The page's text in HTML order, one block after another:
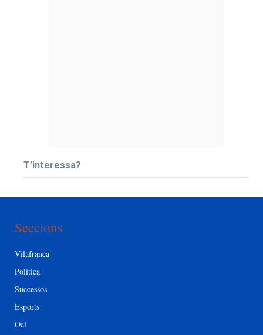
T’interessa?
Seccions
Vilafranca
Política
Successos
Esports
Oci